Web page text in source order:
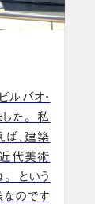
ルバオ・
た。 私
ば、建築
近代美術
という
のです